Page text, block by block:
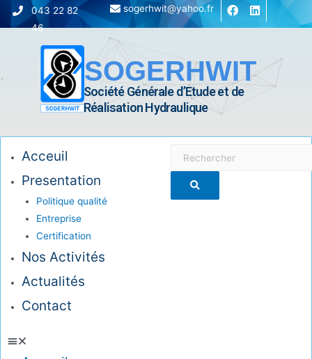
sogerhwit@yahoo.fr
043 22 82
46
SOGERHWIT
Société Générale d’Etude et de
Réalisation Hydraulique
Acceuil
Presentation
Politique qualité
Entreprise
Certification
Nos Activités
Actualités
Contact